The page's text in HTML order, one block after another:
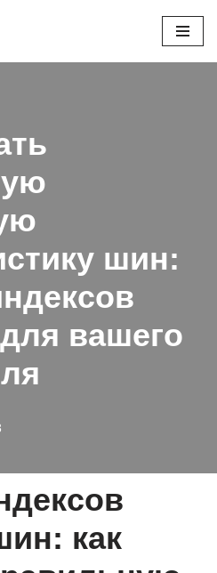
шин:
вашего
как